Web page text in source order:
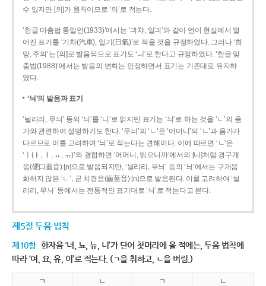
수 있지만 [의]가 원칙이므로 ‘의’로 적는다.
‘한글 마춤법 통일안(1933)’에서는 ‘긔챠, 일긔’와 같이 언어 현실에서 멀
어진 표기를 ‘기차(汽車), 일기(日氣)’로 적을 것을 규정하였다. 그러나 ‘희
망, 주의’는 [의]로 발음되므로 표기도 ‘ㅢ’로 한다고 규정하였다. ‘한글 맞
춤법(1988)’에서는 발음의 변화는 인정하면서 표기는 기존대로 유지하
였다.
‘늬’의 발음과 표기
‘늴리리, 무늬’ 등의 ‘늬’를 ‘니’로 읽지만 표기는 ‘늬’로 하는 것을 ‘ㄴ’의 음
가와 관련하여 설명하기도 한다. ‘무늬’의 ‘ㄴ’은 ‘어머니’의 ‘ㄴ’과 음가가
다르므로 이를 고려하여 ‘늬’로 적는다는 견해이다. 이에 따르면 ‘ㄴ’은
‘ㅣ(ㅑ, ㅕ, ㅛ, ㅠ)’와 결합하면 ‘어머니, 읽으니까’에서의 [니]처럼 경구개
음(硬口蓋音) [ɲ]으로 발음되지만, ‘늴리리, 무늬’ 등의 ‘늬’에서는 구개음
화하지 않은 ‘ㄴ’, 곧 치경음(齒莖音) [n]으로 발음된다. 이를 고려하여 ‘늴
리리, 무늬’ 등에서는 전통적인 표기대로 ‘늬’로 적는다고 본다.
제5절 두음 법칙
제10항 한자음 ‘녀, 뇨, 뉴, 니’가 단어 첫머리에 올 적에는, 두음 법칙에
따라 ‘여, 요, 유, 이’로 적는다. (ㄱ을 취하고, ㄴ을 버림.)
ㄱ ㄴ ㄱ ㄴ